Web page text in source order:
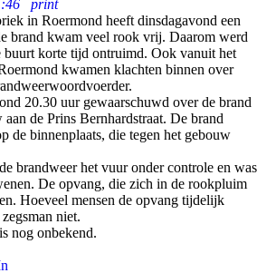
print
in Roermond heeft dinsdagavond een
brand kwam veel rook vrij. Daarom werd
buurt korte tijd ontruimd. Ook vanuit het
kwamen klachten binnen over
20.30 uur gewaarschuwd over de brand
de Prins Bernhardstraat. De brand
de binnenplaats, die tegen het gebouw
brandweer het vuur onder controle en was
De opvang, die zich in de rookpluim
Hoeveel mensen de opvang tijdelijk
niet.
nog onbekend.